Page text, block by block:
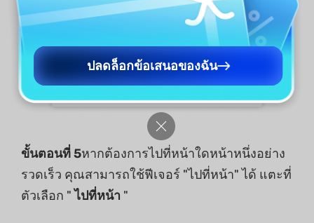
ขั้นตอนที่ 5หากต้องการไปที่หน้าใดหน้าหนึ่งอย่าง
รวดเร็ว คุณสามารถใช้ฟีเจอร์ "ไปที่หน้า" ได้ แตะที่
ตัวเลือก "ไปที่หน้า "
ปลดล็อกข้อเสนอของฉัน